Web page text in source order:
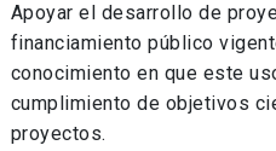
Apoyar el desarrollo de
financiamiento público
conocimiento en que este
cumplimiento de objetivos
proyectos.